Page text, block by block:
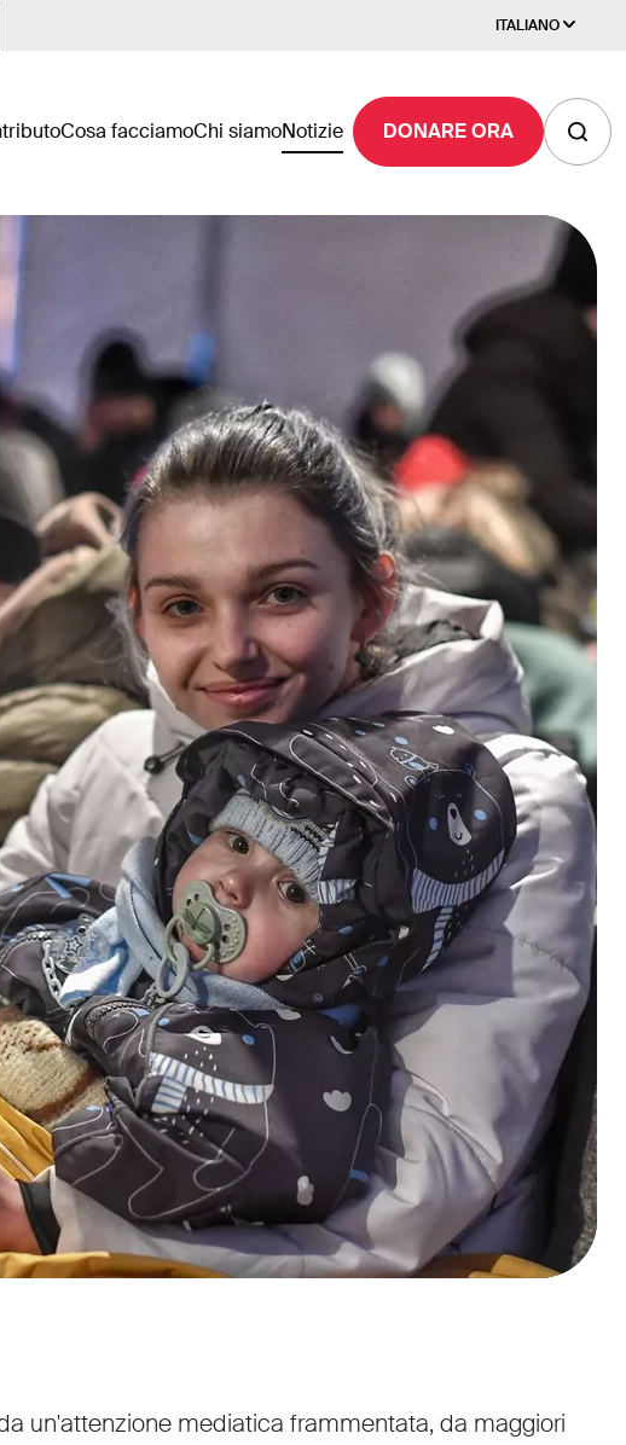
ITALIANO
Cosa facciamoChi siamoNotizie DONARE ORA
un'attenzione mediatica frammentata, da maggiori